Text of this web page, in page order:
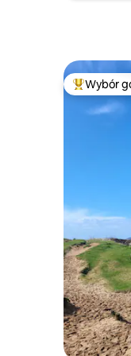
Wybór